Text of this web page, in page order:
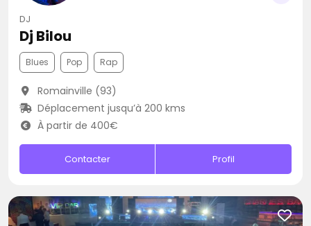
DJ
Dj Bilou
Blues Pop Rap
Romainville (93)
Déplacement jusqu’à 200 kms
À partir de 400€
Contacter Profil